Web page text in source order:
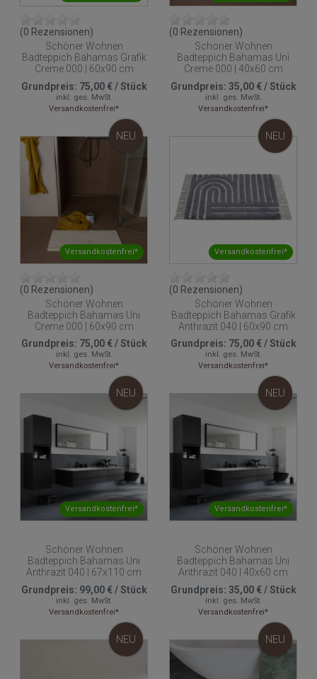
(0 Rezensionen)
Schöner Wohnen
Badteppich Bahamas Grafik
Creme 000 | 60x90 cm
Grundpreis: 75,00 €/Stück
inkl. ges. MwSt.
Versandkostenfrei*
(0 Rezensionen)
Schöner Wohnen
Badteppich Bahamas Uni
Creme 000 | 40x60 cm
Grundpreis: 35,00 €/Stück
inkl. ges. MwSt.
Versandkostenfrei*
Versandkostenfrei*
NEU
(0 Rezensionen)
Schöner Wohnen
Badteppich Bahamas Uni
Creme 000 | 60x90 cm
Grundpreis: 75,00 €/Stück
inkl. ges. MwSt.
Versandkostenfrei*
Versandkostenfrei*
NEU
(0 Rezensionen)
Schöner Wohnen
Badteppich Bahamas Grafik
Anthrazit 040 | 60x90 cm
Grundpreis: 75,00 €/Stück
inkl. ges. MwSt.
Versandkostenfrei*
Versandkostenfrei*
NEU
Schöner Wohnen
Badteppich Bahamas Uni
Anthrazit 040 | 67x110 cm
Grundpreis: 99,00 €/Stück
inkl. ges. MwSt.
Versandkostenfrei*
Versandkostenfrei*
NEU
Schöner Wohnen
Badteppich Bahamas Uni
Anthrazit 040 | 40x60 cm
Grundpreis: 35,00 €/Stück
inkl. ges. MwSt.
Versandkostenfrei*
NEU NEU